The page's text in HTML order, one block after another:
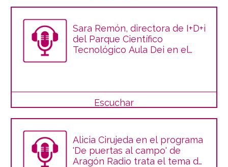
Sara Remón, directora de I+D+i
del Parque Científico
Tecnológico Aula Dei en el
Escuchar
Alicia Cirujeda en el programa
'De puertas al campo' de
Aragón Radio trata el tema de